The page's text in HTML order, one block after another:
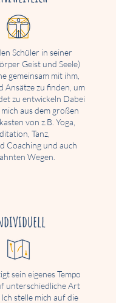
Schüler in seiner
Geist und Seele)
gemeinsam mit ihm,
Ansätze zu finden, um
zu entwickeln Dabei
aus dem großen
von z.B. Yoga,
Tanz,
Coaching und auch
Wegen.
sein eigenes Tempo
unterschiedliche Art
stelle mich auf die